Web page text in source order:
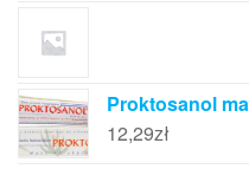
Proktosanol
12,29zł